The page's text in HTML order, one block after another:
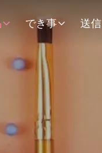
でき事 送信